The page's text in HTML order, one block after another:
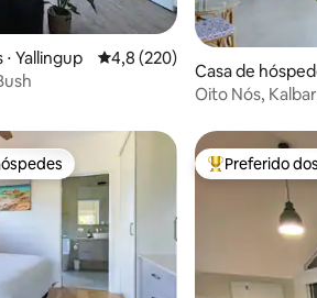
Yallingup 4,8 de uma avaliação média
4,8 (220)
Casa de
Oito Nós,
preferidos dos hóspedes Entre os
Preferido